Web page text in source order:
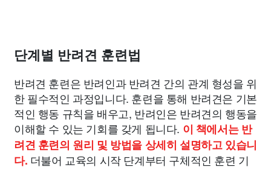
단계별 반려견 훈련법
반려견 훈련은 반려인과 반려견 간의 관계 형성을 위
한 필수적인 과정입니다. 훈련을 통해 반려견은 기본
적인 행동 규칙을 배우고, 반려인은 반려견의 행동을
이해할 수 있는 기회를 갖게 됩니다. 이 책에서는 반
려견 훈련의 원리 및 방법을 상세히 설명하고 있습니
다. 더불어 교육의 시작 단계부터 구체적인 훈련 기